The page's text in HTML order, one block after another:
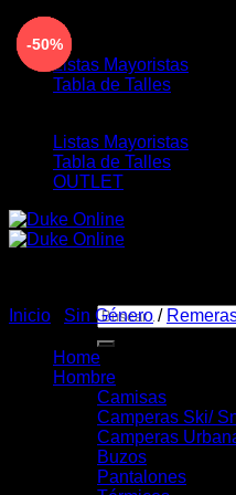
Saltar
al
contenido
ENVÍO GRATIS
Listas Mayoristas
Tabla de Talles
Listas Mayoristas
Tabla de Talles
OUTLET
Buscar
por:
Home
Hombre
Camisas
Camperas Ski/
Camperas
Buzos
Pantalones
Inicio Sin Género /
-50%
-50%
-50%
-50%
-50%